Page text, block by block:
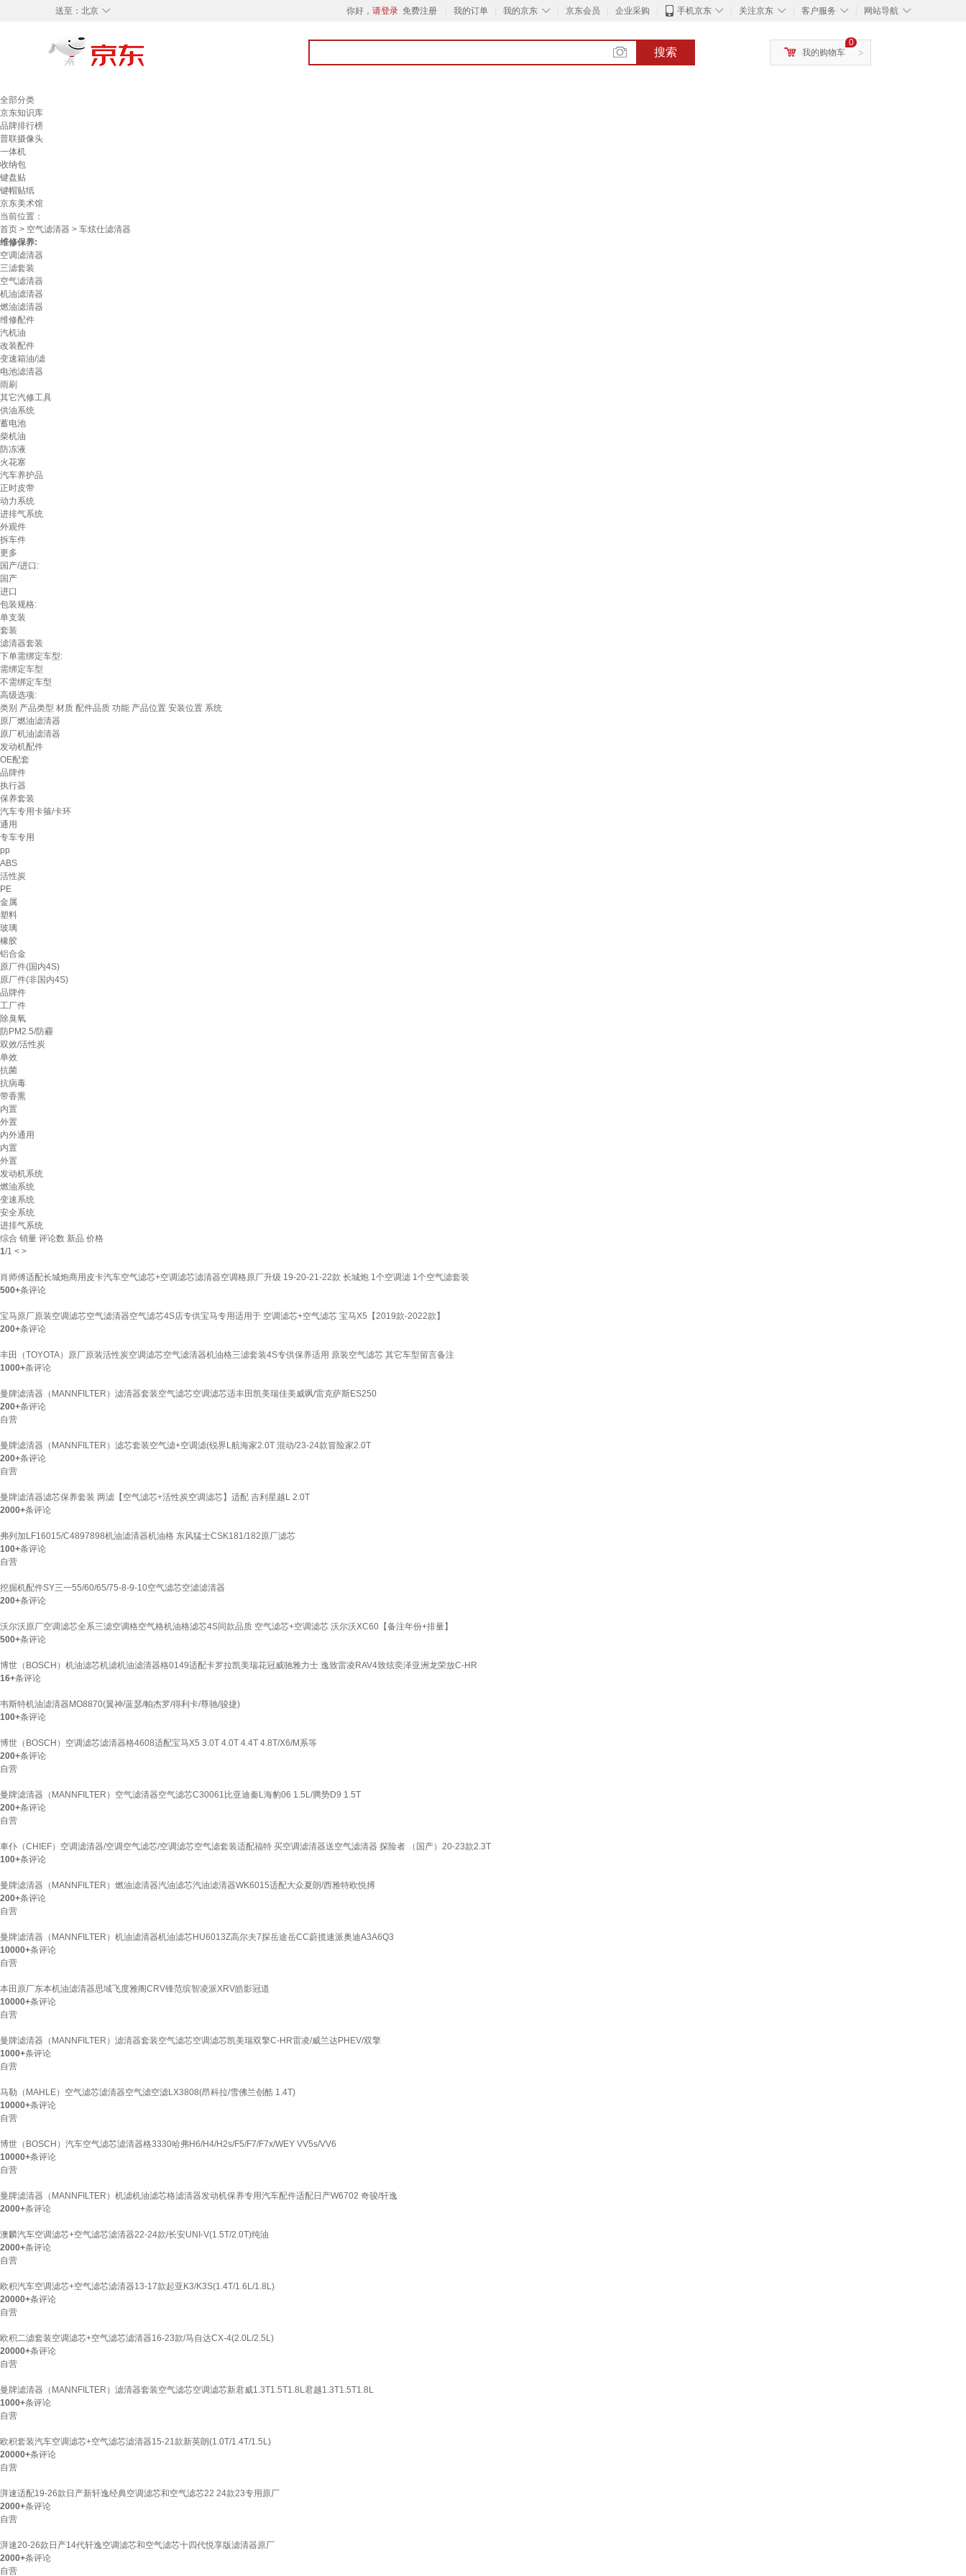
◇
送至： 北京 你好， 请登录 免费注册 我的订单 ◇
我的京东 京东会员 企业采购 ◇
手机京东 ◇
关注京东 ◇
客户服务 ◇
网站导航
搜索 >
0
我的购物车
全部分类
京东知识库
品牌排行榜
普联摄像头
一体机
收纳包
键盘贴
键帽贴纸
京东美术馆
当前位置：
首页 > 空气滤清器 > 车炫仕滤清器
维修保养:
空调滤清器
三滤套装
空气滤清器
机油滤清器
燃油滤清器
维修配件
汽机油
改装配件
变速箱油/滤
电池滤清器
雨刷
其它汽修工具
供油系统
蓄电池
柴机油
防冻液
火花塞
汽车养护品
正时皮带
动力系统
进排气系统
外观件
拆车件
更多
国产/进口:
国产
进口
包装规格:
单支装
套装
滤清器套装
下单需绑定车型:
需绑定车型
不需绑定车型
高级选项:
类别 产品类型 材质 配件品质 功能 产品位置 安装位置 系统
原厂燃油滤清器
原厂机油滤清器
发动机配件
OE配套
品牌件
执行器
保养套装
汽车专用卡箍/卡环
通用
专车专用
pp
ABS
活性炭
PE
金属
塑料
玻璃
橡胶
铝合金
原厂件(国内4S)
原厂件(非国内4S)
品牌件
工厂件
除臭氧
防PM2.5/防霾
双效/活性炭
单效
抗菌
抗病毒
带香熏
内置
外置
内外通用
内置
外置
发动机系统
燃油系统
变速系统
安全系统
进排气系统
综合 销量 评论数 新品 价格
1/1 < >
肖师傅适配长城炮商用皮卡汽车空气滤芯+空调滤芯滤清器空调格原厂升级 19-20-21-22款 长城炮 1个空调滤 1个空气滤套装
500+条评论
宝马原厂原装空调滤芯空气滤清器空气滤芯4S店专供宝马专用适用于 空调滤芯+空气滤芯 宝马X5【2019款-2022款】
200+条评论
丰田（TOYOTA）原厂原装活性炭空调滤芯空气滤清器机油格三滤套装4S专供保养适用 原装空气滤芯 其它车型留言备注
1000+条评论
曼牌滤清器（MANNFILTER）滤清器套装空气滤芯空调滤芯适丰田凯美瑞佳美威飒/雷克萨斯ES250
200+条评论
自营
曼牌滤清器（MANNFILTER）滤芯套装空气滤+空调滤(锐界L航海家2.0T 混动/23-24款冒险家2.0T
200+条评论
自营
曼牌滤清器滤芯保养套装 两滤【空气滤芯+活性炭空调滤芯】适配 吉利星越L 2.0T
2000+条评论
弗列加LF16015/C4897898机油滤清器机油格 东风猛士CSK181/182原厂滤芯
100+条评论
自营
挖掘机配件SY三一55/60/65/75-8-9-10空气滤芯空滤滤清器
200+条评论
沃尔沃原厂空调滤芯全系三滤空调格空气格机油格滤芯4S同款品质 空气滤芯+空调滤芯 沃尔沃XC60【备注年份+排量】
500+条评论
博世（BOSCH）机油滤芯机滤机油滤清器格0149适配卡罗拉凯美瑞花冠威驰雅力士 逸致雷凌RAV4致炫奕泽亚洲龙荣放C-HR
16+条评论
韦斯特机油滤清器MO8870(翼神/蓝瑟/帕杰罗/得利卡/尊驰/骏捷)
100+条评论
博世（BOSCH）空调滤芯滤清器格4608适配宝马X5 3.0T 4.0T 4.4T 4.8T/X6/M系等
200+条评论
自营
曼牌滤清器（MANNFILTER）空气滤清器空气滤芯C30061比亚迪秦L海豹06 1.5L/腾势D9 1.5T
200+条评论
自营
車仆（CHIEF）空调滤清器/空调空气滤芯/空调滤芯空气滤套装适配福特 买空调滤清器送空气滤清器 探险者 （国产）20-23款2.3T
100+条评论
曼牌滤清器（MANNFILTER）燃油滤清器汽油滤芯汽油滤清器WK6015适配大众夏朗/西雅特欧悦搏
200+条评论
自营
曼牌滤清器（MANNFILTER）机油滤清器机油滤芯HU6013Z高尔夫7探岳途岳CC蔚揽速派奥迪A3A6Q3
10000+条评论
自营
本田原厂东本机油滤清器思域飞度雅阁CRV锋范缤智凌派XRV皓影冠道
10000+条评论
自营
曼牌滤清器（MANNFILTER）滤清器套装空气滤芯空调滤芯凯美瑞双擎C-HR雷凌/威兰达PHEV/双擎
1000+条评论
自营
马勒（MAHLE）空气滤芯滤清器空气滤空滤LX3808(昂科拉/雪佛兰创酷 1.4T)
10000+条评论
自营
博世（BOSCH）汽车空气滤芯滤清器格3330哈弗H6/H4/H2s/F5/F7/F7x/WEY VV5s/VV6
10000+条评论
自营
曼牌滤清器（MANNFILTER）机滤机油滤芯格滤清器发动机保养专用汽车配件适配日产W6702 奇骏/轩逸
2000+条评论
澳麟汽车空调滤芯+空气滤芯滤清器22-24款/长安UNI-V(1.5T/2.0T)纯油
2000+条评论
自营
欧积汽车空调滤芯+空气滤芯滤清器13-17款起亚K3/K3S(1.4T/1.6L/1.8L)
20000+条评论
自营
欧积二滤套装空调滤芯+空气滤芯滤清器16-23款/马自达CX-4(2.0L/2.5L)
20000+条评论
自营
曼牌滤清器（MANNFILTER）滤清器套装空气滤芯空调滤芯新君威1.3T1.5T1.8L君越1.3T1.5T1.8L
1000+条评论
自营
欧积套装汽车空调滤芯+空气滤芯滤清器15-21款新英朗(1.0T/1.4T/1.5L)
20000+条评论
自营
湃速适配19-26款日产新轩逸经典空调滤芯和空气滤芯22 24款23专用原厂
2000+条评论
自营
湃速20-26款日产14代轩逸空调滤芯和空气滤芯十四代悦享版滤清器原厂
2000+条评论
自营